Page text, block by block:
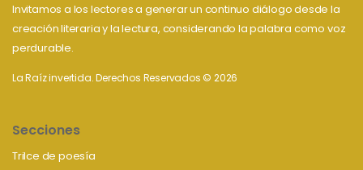
Invitamos a los lectores a generar un continuo diálogo desde la
creación literaria y la lectura, considerando la palabra como voz
perdurable.
La Raíz invertida. Derechos Reservados © 2026
Secciones
Trilce de poesía